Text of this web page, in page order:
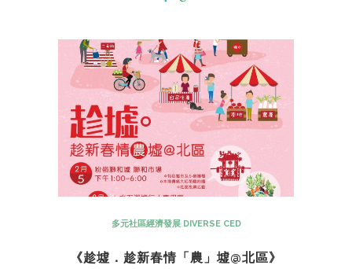
多元社區經濟發展 DIVERSE CED
《趁墟．趁新春情「農」墟@北區》